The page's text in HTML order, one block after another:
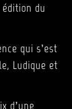
du
qui s’est
Ludique et
d’une